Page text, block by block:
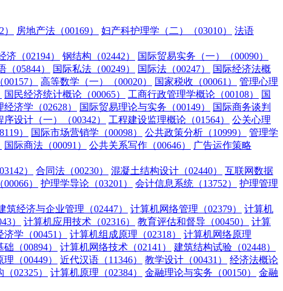
房地产法（00169） 妇产科护理学（二）（03010）
法语
济（02194） 钢结构（02442）
国际贸易实务（一）（00090）
（05844） 国际私法（00249） 国际法（00247）
国际经济法概
） 高等数学（一）（00020） 国家税收（00061）
管理心理
国民经济统计概论（00065） 工商行政管理学概论（00108）
国
经济学（02628） 国际贸易理论与实务（00149）
国际商务谈判
设计（一）（00342） 工程建设监理概论（01564）
公关心理
） 国际市场营销学（00098） 公共政策分析（10999）
管理学
国际商法（00091） 公共关系写作（00646）
广告运作策略
） 合同法（00230） 混凝土结构设计（02440）
互联网数据
） 护理学导论（03201） 会计信息系统（13752）
护理管理
筑经济与企业管理（02447） 计算机网络管理（02379）
计算机
） 计算机应用技术（02316） 教育评估和督导（00450）
计算
学（00451） 计算机组成原理（02318）
计算机网络原理
（00894） 计算机网络技术（02141）
建筑结构试验（02448）
（00449） 近代汉语（11346） 教学设计（00431）
经济法概论
02325） 计算机原理（02384） 金融理论与实务（00150）
金融